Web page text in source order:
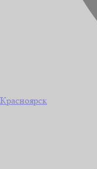
Красноярск